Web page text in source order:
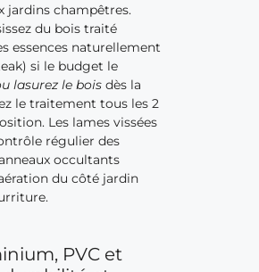
jardins champêtres.
du bois traité
essences naturellement
si le budget le
lasurez le bois dès la
le traitement tous les 2
Les lames vissées
régulier des
occultants
du côté jardin
PVC et